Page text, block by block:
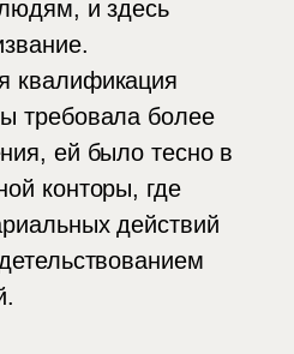
и здесь
квалификация
требовала более
ей было тесно в
конторы, где
действий